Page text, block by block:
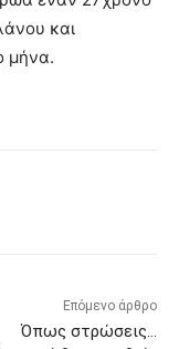
και
μήνα.
Επόμενο άρθρο
Όπως στρώσεις…